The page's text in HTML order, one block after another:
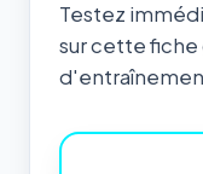
Testez
sur cette fiche